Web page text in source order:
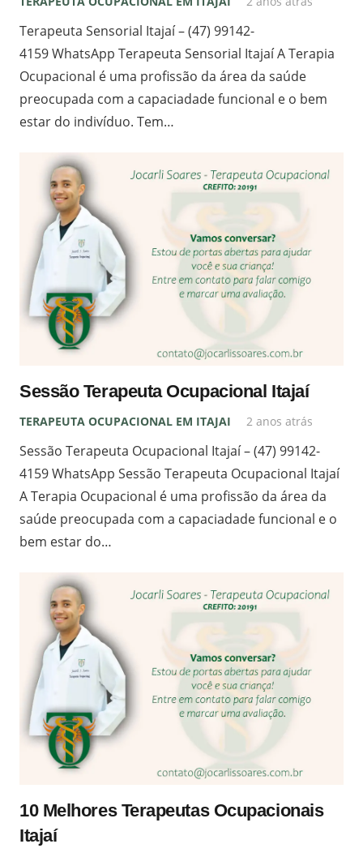
Terapeuta Sensorial Itajaí – (47) 99142-
4159 WhatsApp Terapeuta Sensorial Itajaí A Terapia
Ocupacional é uma profissão da área da saúde
preocupada com a capaciadade funcional e o bem
estar do indivíduo. Tem…
Sessão Terapeuta Ocupacional Itajaí
TERAPEUTA OCUPACIONAL EM ITAJAI 2 anos atrás
Sessão Terapeuta Ocupacional Itajaí – (47) 99142-
4159 WhatsApp Sessão Terapeuta Ocupacional Itajaí
A Terapia Ocupacional é uma profissão da área da
saúde preocupada com a capaciadade funcional e o
bem estar do…
10 Melhores Terapeutas Ocupacionais
Itajaí